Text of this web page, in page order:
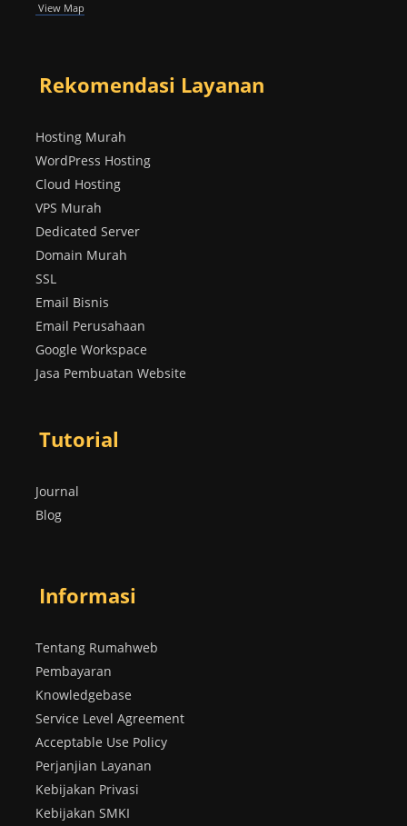
View Map
Rekomendasi Layanan
Hosting Murah
WordPress Hosting
Cloud Hosting
VPS Murah
Dedicated Server
Domain Murah
SSL
Email Bisnis
Email Perusahaan
Google Workspace
Jasa Pembuatan Website
Tutorial
Journal
Blog
Informasi
Tentang Rumahweb
Pembayaran
Knowledgebase
Service Level Agreement
Acceptable Use Policy
Perjanjian Layanan
Kebijakan Privasi
Kebijakan SMKI